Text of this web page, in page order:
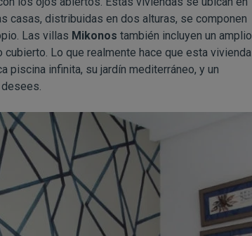
casas, distribuidas en dos alturas, se componen
Las villas Mikonos también incluyen un amplio
Lo que realmente hace que esta vivienda
piscina infinita, su jardín mediterráneo, y un